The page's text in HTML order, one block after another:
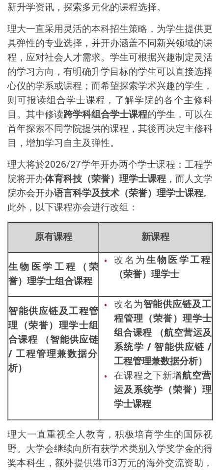
新升学资讯，探索多元化的课程选择。
理大一直采用灵活的本科招生策略，为学生提供更
具弹性的专业选择，并开办涵盖不同新兴领域的课
程，应对社会人才需求。 学生可根据兴趣制定灵活
的学习方向，有明确升学目标的学生可以直接选择
心仪的学系或课程；而希望探索学术兴趣的学生，
则可报读组合学士课程，了解学院的各个主修科
目。其中修读跨学科组合学士课程的学生，可以在
首年探索不同学院提供的课程，其後再决定主修科
目，增加学习自主及弹性。
理大将於2026/27学年开办两个学士课程： 工程学
院将开办体育科技（荣誉）理学士课程 ，而人文学
院亦会开办语言科学及技术（荣誉）理学士课程。
此外，以下课程亦会进行改组：
原有课程 新课程
生物医学工程（荣
誉）理学士组合课程
改名为生物医学工程
（荣誉）理学士
智能供应链及工程管
理（荣誉）理学士组
合课程
（智能供应链
/ 工程管理兼数据分
析）
改名为智能供应链及工
程管理（荣誉）理学士
组合课程
（航空营运及
系统学 /智能供应链 /
工程管理兼数据分析）
在课程之下新增航空营
运及系统学（荣誉）理
学士课程
理大一直重视全人教育，积极培育学生的国际视
野。大学会继续向所有获学术类别入学奖学金的得
奖本科生，额外提供港币3万元的海外交流资助 ，